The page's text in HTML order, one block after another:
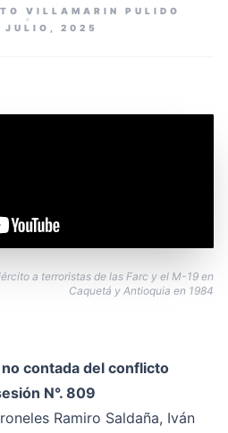
VILLAMARIN PULIDO
JULIO, 2025
a terroristas de las Farc y el M-19 en
Caquetá y Antioquia en 1984
contada del conflicto
N°. 809
Ramiro Saldaña, Iván